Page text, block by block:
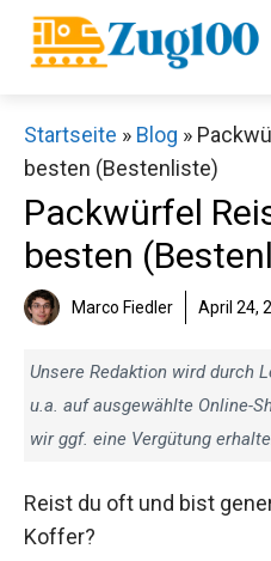
Zum
Inhalt
Startseite » Blog »
besten (Bestenliste)
Packwürfel
besten
Marco Fiedler April 24,
Unsere Redaktion wird durch
u.a. auf ausgewählte Online-
wir ggf. eine Vergütung
Reist du oft und bist
Koffer?